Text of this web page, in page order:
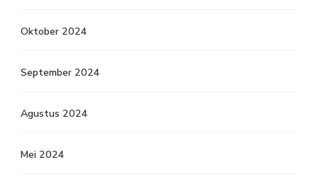
Oktober 2024
September 2024
Agustus 2024
Mei 2024